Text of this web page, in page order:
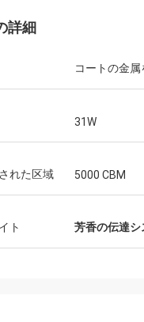
詳細
コートの金
31W
れた区域 5000 CBM
ト 芳香の伝達シ